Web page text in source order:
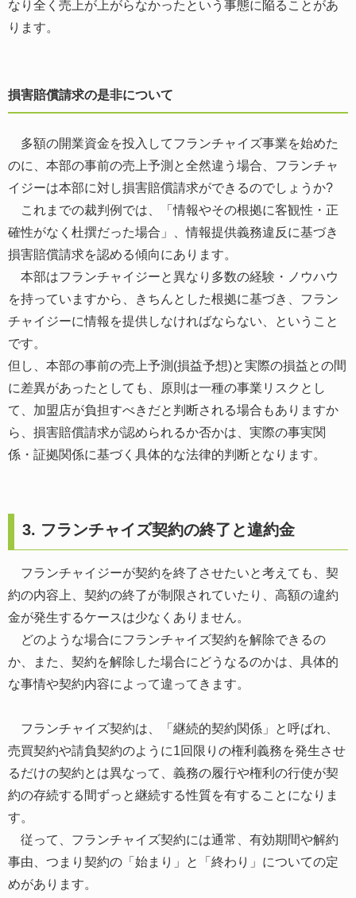
なり全く売上が上がらなかったという事態に陥ることがあ
ります。
損害賠償請求の是非について
多額の開業資金を投入してフランチャイズ事業を始めた
のに、本部の事前の売上予測と全然違う場合、フランチャ
イジーは本部に対し損害賠償請求ができるのでしょうか?
これまでの裁判例では、「情報やその根拠に客観性・正
確性がなく杜撰だった場合」、情報提供義務違反に基づき
損害賠償請求を認める傾向にあります。
本部はフランチャイジーと異なり多数の経験・ノウハウ
を持っていますから、きちんとした根拠に基づき、フラン
チャイジーに情報を提供しなければならない、ということ
です。
但し、本部の事前の売上予測(損益予想)と実際の損益との間
に差異があったとしても、原則は一種の事業リスクとし
て、加盟店が負担すべきだと判断される場合もありますか
ら、損害賠償請求が認められるか否かは、実際の事実関
係・証拠関係に基づく具体的な法律的判断となります。
3. フランチャイズ契約の終了と違約金
フランチャイジーが契約を終了させたいと考えても、契
約の内容上、契約の終了が制限されていたり、高額の違約
金が発生するケースは少なくありません。
どのような場合にフランチャイズ契約を解除できるの
か、また、契約を解除した場合にどうなるのかは、具体的
な事情や契約内容によって違ってきます。
フランチャイズ契約は、「継続的契約関係」と呼ばれ、
売買契約や請負契約のように1回限りの権利義務を発生させ
るだけの契約とは異なって、義務の履行や権利の行使が契
約の存続する間ずっと継続する性質を有することになりま
す。
従って、フランチャイズ契約には通常、有効期間や解約
事由、つまり契約の「始まり」と「終わり」についての定
めがあります。